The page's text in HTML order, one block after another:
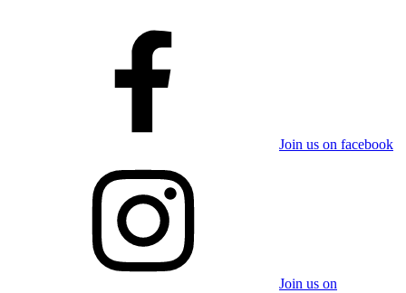
Join us on facebook
Join us on